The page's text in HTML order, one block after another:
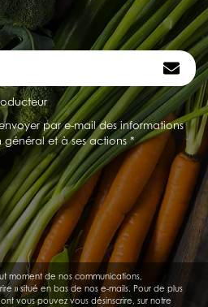
par e-mail des informations
général et à ses actions *
moment de nos communications,
» situé en bas de nos e-mails. Pour de plus
vous pouvez vous désinscrire, sur notre